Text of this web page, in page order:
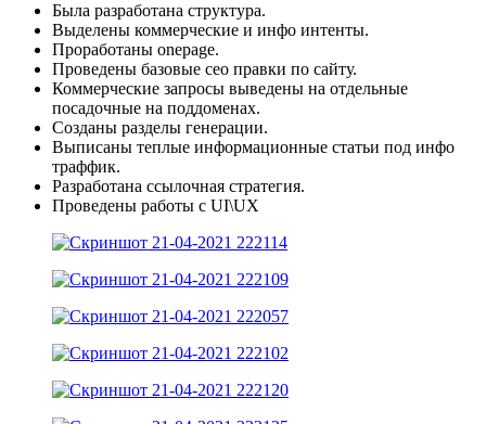
Была разработана структура.
Выделены коммерческие и инфо интенты.
Проработаны onepage.
Проведены базовые сео правки по сайту.
Коммерческие запросы выведены на отдельные
посадочные на поддоменах.
Созданы разделы генерации.
Выписаны теплые информационные статьи под инфо
траффик.
Разработана ссылочная стратегия.
Проведены работы с UI\UX